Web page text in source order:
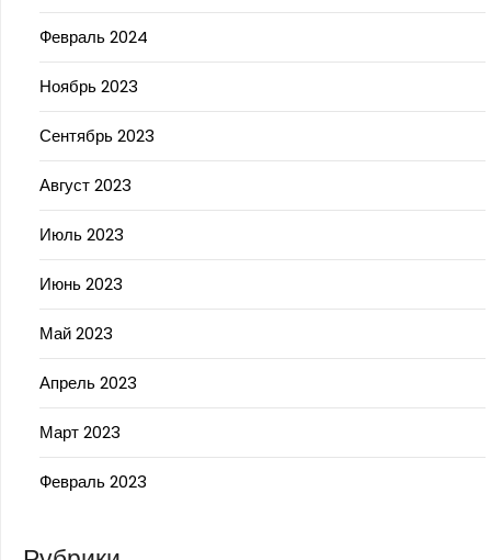
Февраль 2024
Ноябрь 2023
Сентябрь 2023
Август 2023
Июль 2023
Июнь 2023
Май 2023
Апрель 2023
Март 2023
Февраль 2023